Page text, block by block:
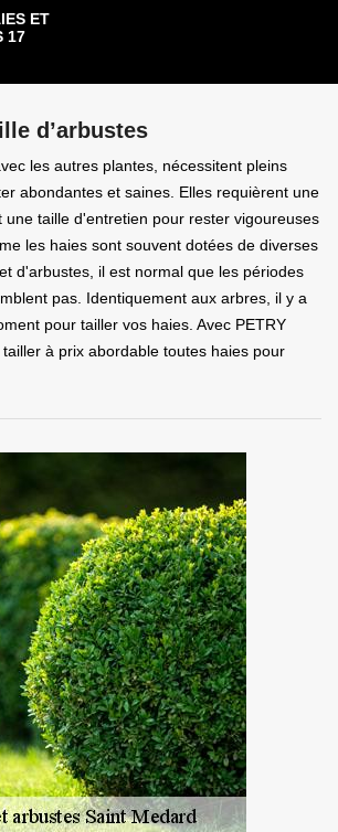
ET
17
d’arbustes
les autres plantes, nécessitent pleins
abondantes et saines. Elles requièrent une
une taille d'entretien pour rester vigoureuses
les haies sont souvent dotées de diverses
d'arbustes, il est normal que les périodes
pas. Identiquement aux arbres, il y a
pour tailler vos haies. Avec PETRY
à prix abordable toutes haies pour